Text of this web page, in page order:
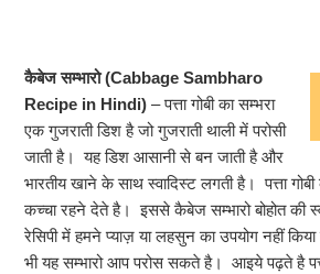
कैबेज सम्भारो (Cabbage Sambharo
Recipe in Hindi) – पत्ता गोबी का सम्भरा
एक गुजराती डिश है जो गुजराती थाली में परोसी
जाती है। यह डिश आसानी से बन जाती है और
भारतीय खाने के साथ स्वादिस्ट लगती है। पत्ता
कच्चा रहने देते है। इससे कैबेज सम्भारो बोहोत की
रेसिपी में हमने प्याज़ या लहसुन का उपयोग नहीं
भी यह सम्भारो आप परोस सकते है। आइये पढ़ते है